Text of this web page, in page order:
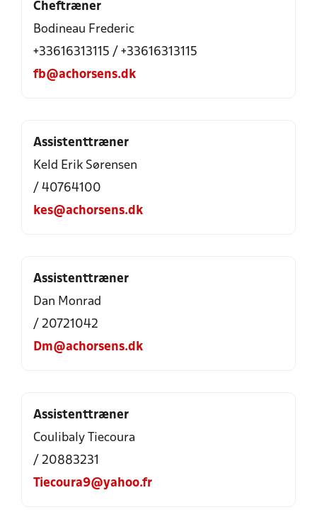
Cheftræner
Bodineau Frederic
+33616313115 / +33616313115
fb@achorsens.dk
Assistenttræner
Keld Erik Sørensen
/ 40764100
kes@achorsens.dk
Assistenttræner
Dan Monrad
/ 20721042
Dm@achorsens.dk
Assistenttræner
Coulibaly Tiecoura
/ 20883231
Tiecoura9@yahoo.fr